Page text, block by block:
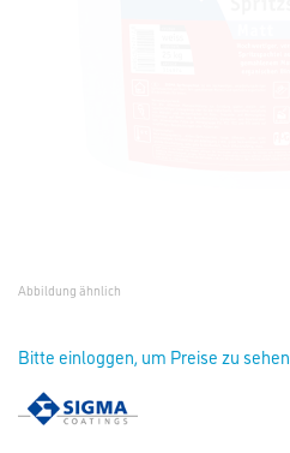
Abbildung ähnlich
Bitte einloggen, um Preise zu sehen